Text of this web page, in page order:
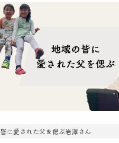
に愛された父を偲ぶ岩澤さん